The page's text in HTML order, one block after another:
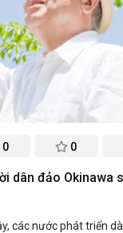
0 0
dân đảo Okinawa
các nước phát triển